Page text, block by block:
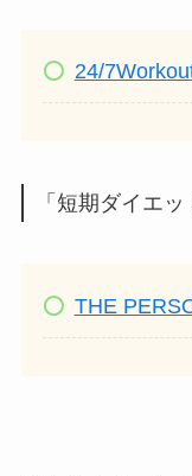
24/
「短期ダイエ
THE